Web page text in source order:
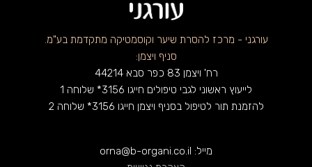
מייל: orna@b-organi.co.il
עורגני - מרכז להסרת שיער וקוסמטיקה מתקדמת בע"מ.
סניף ויצמן:
רח' ויצמן 83 כפר סבא 44214
לייעוץ ראשוני לגבי טיפולים חייגו 3156* שלוחה 1
להזמנת תור לטיפול בסניף ויצמן חייגו 3156* שלוחה 2